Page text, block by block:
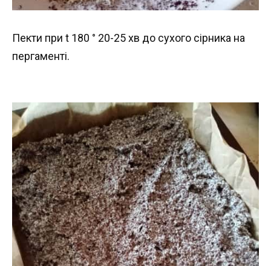
Пекти при t 180 ° 20-25 хв до сухого сірника на
пергаменті.